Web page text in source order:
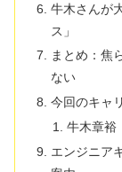
牛木さんが
ス」
まとめ：焦
ない
今回のキャ
牛木章裕
エンジニア